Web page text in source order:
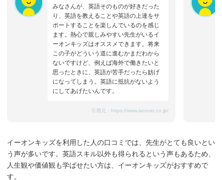
みなさんが、英語そのものが好きだった
り、英語を教えることや英語の上達をサ
ポートすることを楽しんでいるのを感じ
ます。熱心で親しみやすい先生がいるイ
ーオンキッズはオススメできます。将来
この子がどういう道に進むかまだわから
ないですけど、例えば海外で働きたいと
思ったときに、英語が苦手だったら妨げ
になってしまう。英語に抵抗がないよう
にしてあげたいんです。
引用元： https://www.aeonet.co.jp/
イーオンキッズを利用した人の口コミでは、先生がとても良いとい
う声が多いです。英語スキル以外も得られるという声もあるため、
人生観や価値観も学ばせたい方は、イーオンキッズがおすすめで
す。